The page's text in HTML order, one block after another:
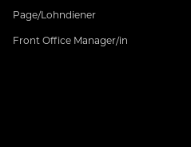
Page/Lohndiener
Front Office Manager/in